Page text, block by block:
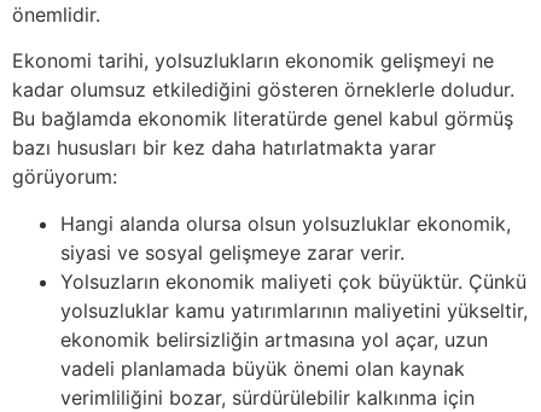
önemlidir.
Ekonomi tarihi, yolsuzlukların ekonomik gelişmeyi ne
kadar olumsuz etkilediğini gösteren örneklerle doludur.
Bu bağlamda ekonomik literatürde genel kabul görmüş
bazı hususları bir kez daha hatırlatmakta yarar
görüyorum:
Hangi alanda olursa olsun yolsuzluklar ekonomik,
siyasi ve sosyal gelişmeye zarar verir.
Yolsuzların ekonomik maliyeti çok büyüktür. Çünkü
yolsuzluklar kamu yatırımlarının maliyetini yükseltir,
ekonomik belirsizliğin artmasına yol açar, uzun
vadeli planlamada büyük önemi olan kaynak
verimliliğini bozar, sürdürülebilir kalkınma için